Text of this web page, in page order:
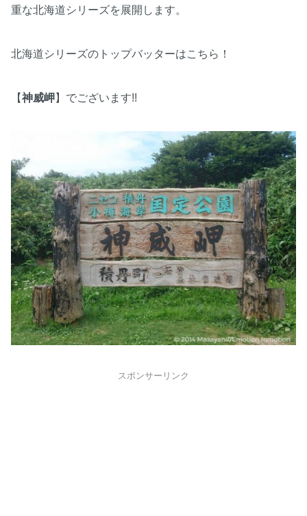
重な北海道シリーズを展開します。
北海道シリーズのトップバッターはこちら！
【神威岬】でございます!!
スポンサーリンク